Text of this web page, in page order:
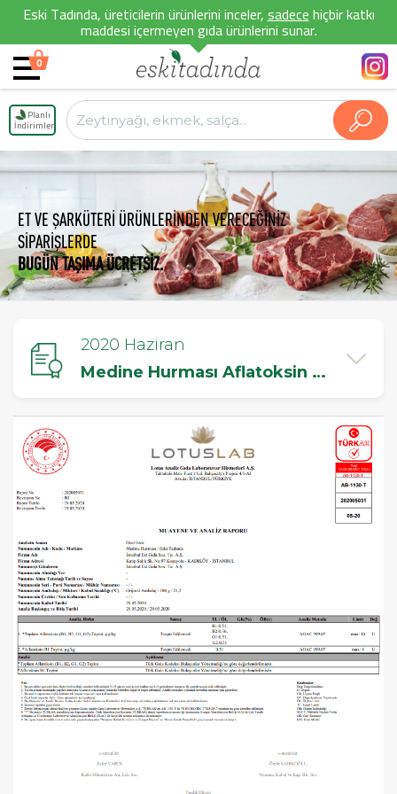
Eski Tadında, üreticilerin ürünlerini inceler,sadecehiçbir katkı
maddesi içermeyen gıda ürünlerini sunar.
0
Planlı
İndirimler
ET VE ŞARKÜTERİ ÜRÜNLERİNDEN VERECEĞİNİZ
SİPARİŞLERDE
BUGÜN TAŞIMA ÜCRETSİZ.
2020 Haziran
Medine Hurması Aflatoksin Testi